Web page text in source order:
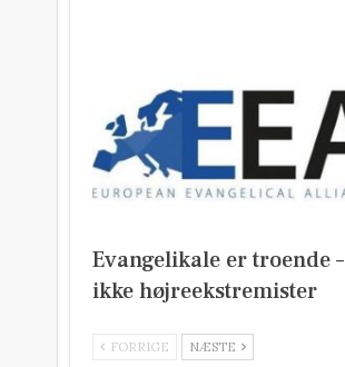
Evangelikale er troende –
ikke højreekstremister
FORRIGE NÆSTE